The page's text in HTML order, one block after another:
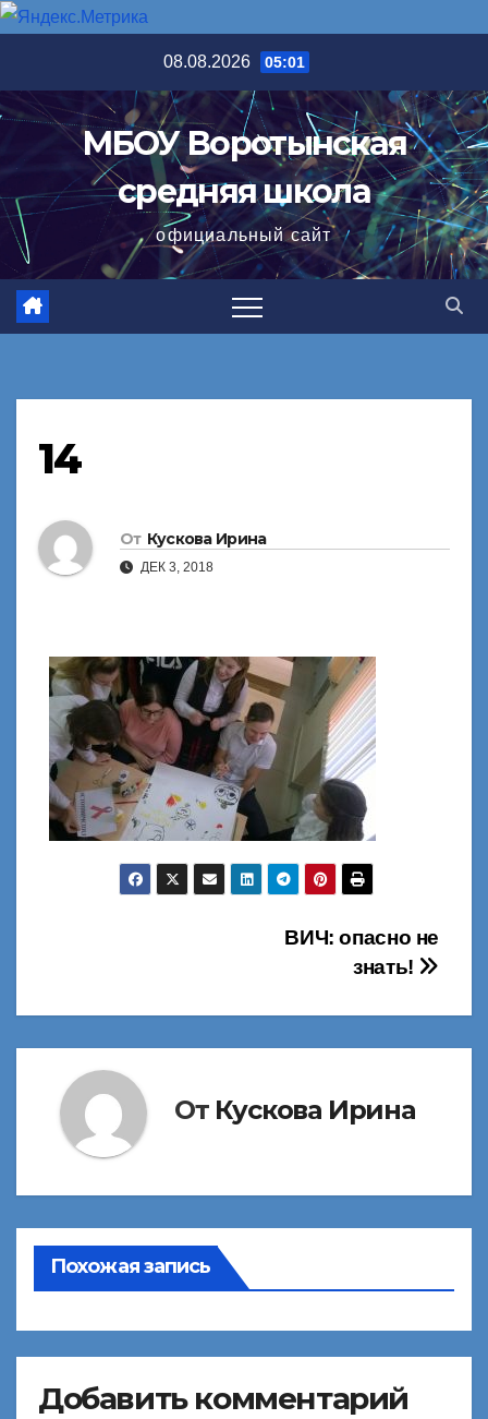
содержимому
08.08.2026 05:01
МБОУ Воротынская
средняя школа
официальный сайт
14
От Кускова Ирина
ДЕК 3, 2018
ВИЧ: опасно не
знать!
От Кускова Ирина
Похожая запись
Добавить комментарий